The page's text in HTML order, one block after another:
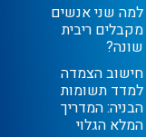
למה שני אנשים
מקבלים ריבית
שונה?
חישוב הצמדה
למדד תשומות
הבניה: המדריך
המלא הגלוי